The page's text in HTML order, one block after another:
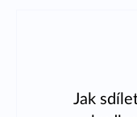
Jak